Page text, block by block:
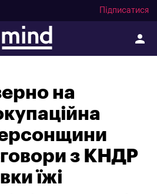
Підписатися
на
з КНДР
їжі